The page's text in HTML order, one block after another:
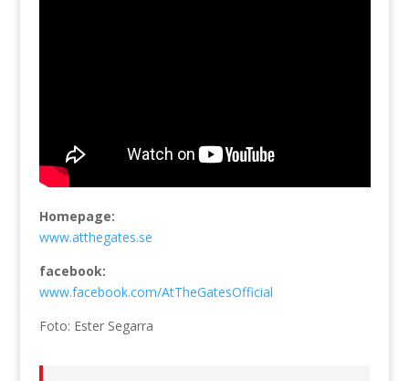
Homepage:
www.atthegates.se
facebook:
www.facebook.com/AtTheGatesOfficial
Foto: Ester Segarra